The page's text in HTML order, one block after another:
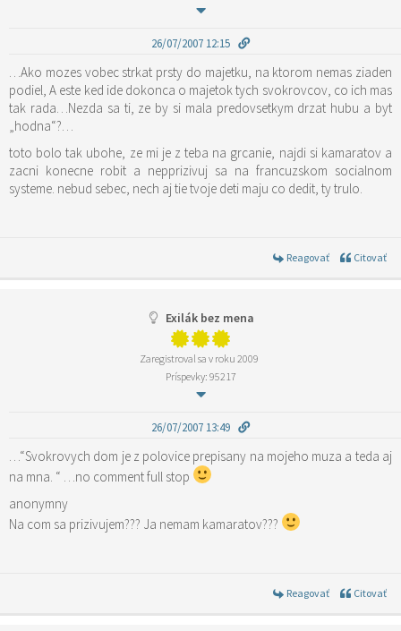
26/07/2007 12:15
…Ako mozes vobec strkat prsty do majetku, na ktorom nemas ziaden
podiel, A este ked ide dokonca o majetok tych svokrovcov, co ich mas
tak rada…Nezda sa ti, ze by si mala predovsetkym drzat hubu a byt
„hodna“?…
toto bolo tak ubohe, ze mi je z teba na grcanie, najdi si kamaratov a
zacni konecne robit a nepprizivuj sa na francuzskom socialnom
systeme. nebud sebec, nech aj tie tvoje deti maju co dedit, ty trulo.
Reagovať Citovať
Exilák bez mena
Zaregistroval sa v roku 2009
Príspevky: 95217
26/07/2007 13:49
…“Svokrovych dom je z polovice prepisany na mojeho muza a teda aj
na mna. “ …no comment full stop
anonymny
Na com sa prizivujem??? Ja nemam kamaratov???
Reagovať Citovať